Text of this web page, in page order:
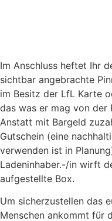
Im Anschluss heftet Ihr
sichtbar angebrachte
im Besitz der LfL Karte
das was er mag von der
Anstatt mit Bargeld
Gutschein (eine
verwenden ist in
Ladeninhaber.-/in wirft
aufgestellte Box.
Um sicherzustellen das
Menschen ankommt für